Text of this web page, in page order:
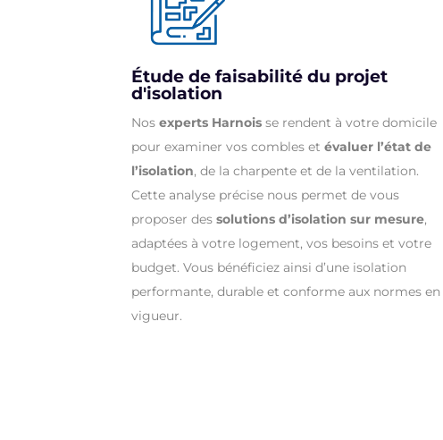
Étude de faisabilité du projet
d'isolation
Nos experts Harnois se rendent à votre domicile
pour examiner vos combles et évaluer l’état de
l’isolation, de la charpente et de la ventilation.
Cette analyse précise nous permet de vous
proposer des solutions d’isolation sur mesure,
adaptées à votre logement, vos besoins et votre
budget. Vous bénéficiez ainsi d’une isolation
performante, durable et conforme aux normes en
vigueur.